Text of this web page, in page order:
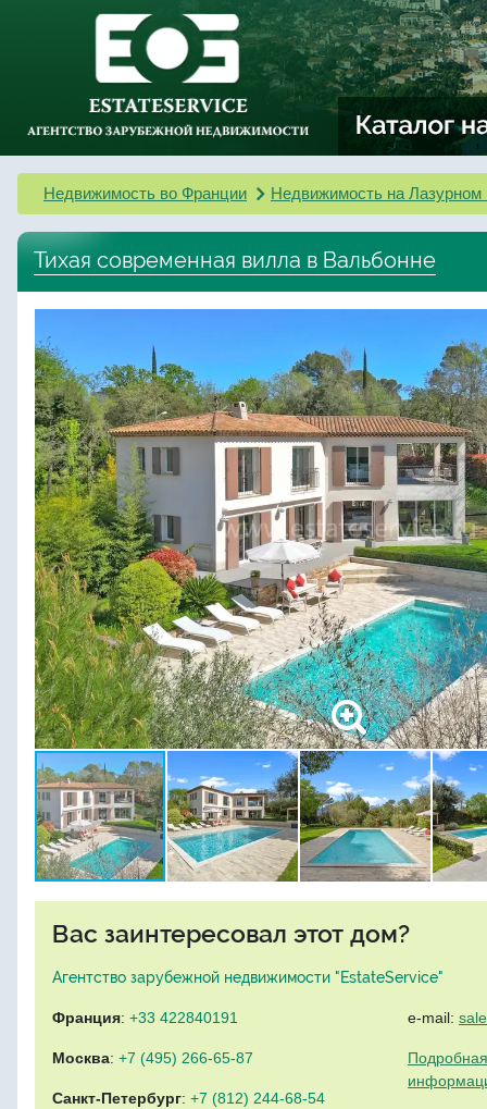
Недвижимость во Франции Недвижимость на Лазурном
Тихая современная вилла в Вальбонне
Вас заинтересовал этот дом?
Агентство зарубежной недвижимости "EstateService"
Франция: +33 422840191
Москва: +7 (495) 266-65-87
Санкт-Петербург: +7 (812) 244-68-54
e-mail: